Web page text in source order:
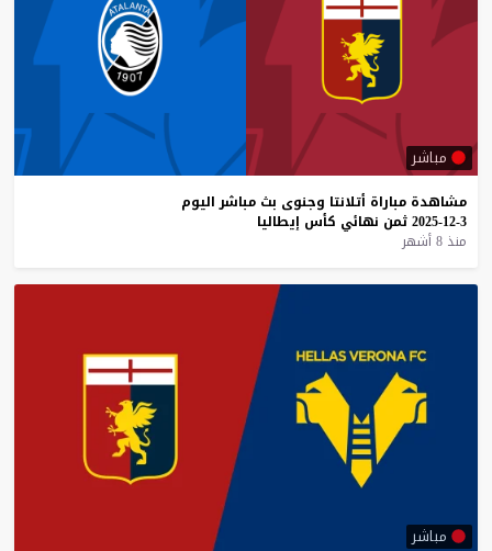
مباشر
مشاهدة مباراة أتلانتا وجنوى بث مباشر اليوم
3-12-2025
ثمن نهائي كأس إيطاليا
منذ 8 أشهر
مباشر